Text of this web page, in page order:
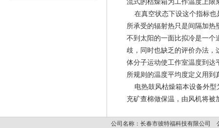
在真空状态下设这个指标也
所承受的辐射热只是间隔加
不到太阳的一面比拟冷是一个
歧，同时也缺乏的评价办法，
体分子运动使工作室温度到达
所规则的温度平均度定义用到
电热鼓风枯燥箱本设备外型
充矿查棉做保温，由风机将
公司名称：长春市彼特福科技有限公司